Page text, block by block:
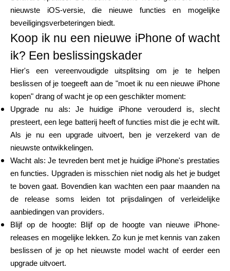
nieuwste iOS-versie, die nieuwe functies en mogelijke
beveiligingsverbeteringen biedt.
Koop ik nu een nieuwe iPhone of wacht
ik? Een beslissingskader
Hier's een vereenvoudigde uitsplitsing om je te helpen
beslissen of je toegeeft aan de "moet ik nu een nieuwe iPhone
kopen" drang of wacht je op een geschikter moment:
Upgrade nu als: Je huidige iPhone verouderd is, slecht
presteert, een lege batterij heeft of functies mist die je echt wilt.
Als je nu een upgrade uitvoert, ben je verzekerd van de
nieuwste ontwikkelingen.
Wacht als: Je tevreden bent met je huidige iPhone's prestaties
en functies. Upgraden is misschien niet nodig als het je budget
te boven gaat. Bovendien kan wachten een paar maanden na
de release soms leiden tot prijsdalingen of verleidelijke
aanbiedingen van providers.
Blijf op de hoogte: Blijf op de hoogte van nieuwe iPhone-
releases en mogelijke lekken. Zo kun je met kennis van zaken
beslissen of je op het nieuwste model wacht of eerder een
upgrade uitvoert.